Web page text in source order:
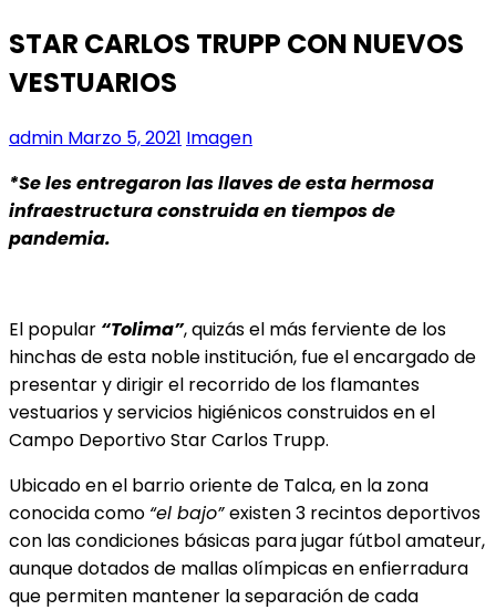
STAR CARLOS TRUPP CON NUEVOS
VESTUARIOS
admin Marzo 5, 2021 Imagen
*Se les entregaron las llaves de esta hermosa
infraestructura construida en tiempos de
pandemia.
El popular “Tolima”, quizás el más ferviente de los
hinchas de esta noble institución, fue el encargado de
presentar y dirigir el recorrido de los flamantes
vestuarios y servicios higiénicos construidos en el
Campo Deportivo Star Carlos Trupp.
Ubicado en el barrio oriente de Talca, en la zona
conocida como “el bajo”existen 3 recintos deportivos
con las condiciones básicas para jugar fútbol amateur,
aunque dotados de mallas olímpicas en enfierradura
que permiten mantener la separación de cada